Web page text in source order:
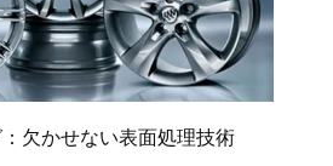
欠かせない表面処理技術